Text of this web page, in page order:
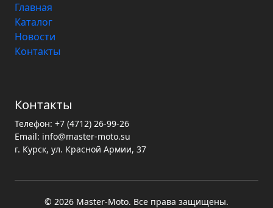
Главная
Каталог
Новости
Контакты
Контакты
Телефон: +7 (4712) 26-99-26
Email: info@master-moto.su
г. Курск, ул. Красной Армии, 37
© 2026 Master‑Moto. Все права защищены.